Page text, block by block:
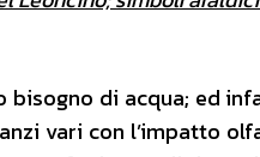
bisogno di acqua; ed
vari con l’impatto